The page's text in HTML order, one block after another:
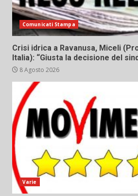
Comunicati Stampa
Crisi idrica a Ravanusa, Miceli
Italia): “Giusta la decisione del
8 Agosto 2026
Varie